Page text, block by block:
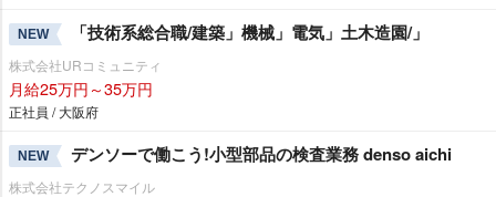
NEW 「技術系総合職/建築」機械」電気」土木造園/」
株式会社URコミュニティ
月給25万円～35万円
正社員 / 大阪府
NEW デンソーで働こう!小型部品の検査業務 denso aichi
株式会社テクノスマイル